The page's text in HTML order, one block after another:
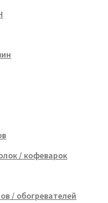
/ кофеварок
/ обогревателей